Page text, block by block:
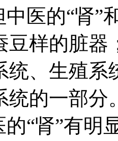
中医的“肾”
豆样的脏
统、生殖系
统的一部分
的“肾”有